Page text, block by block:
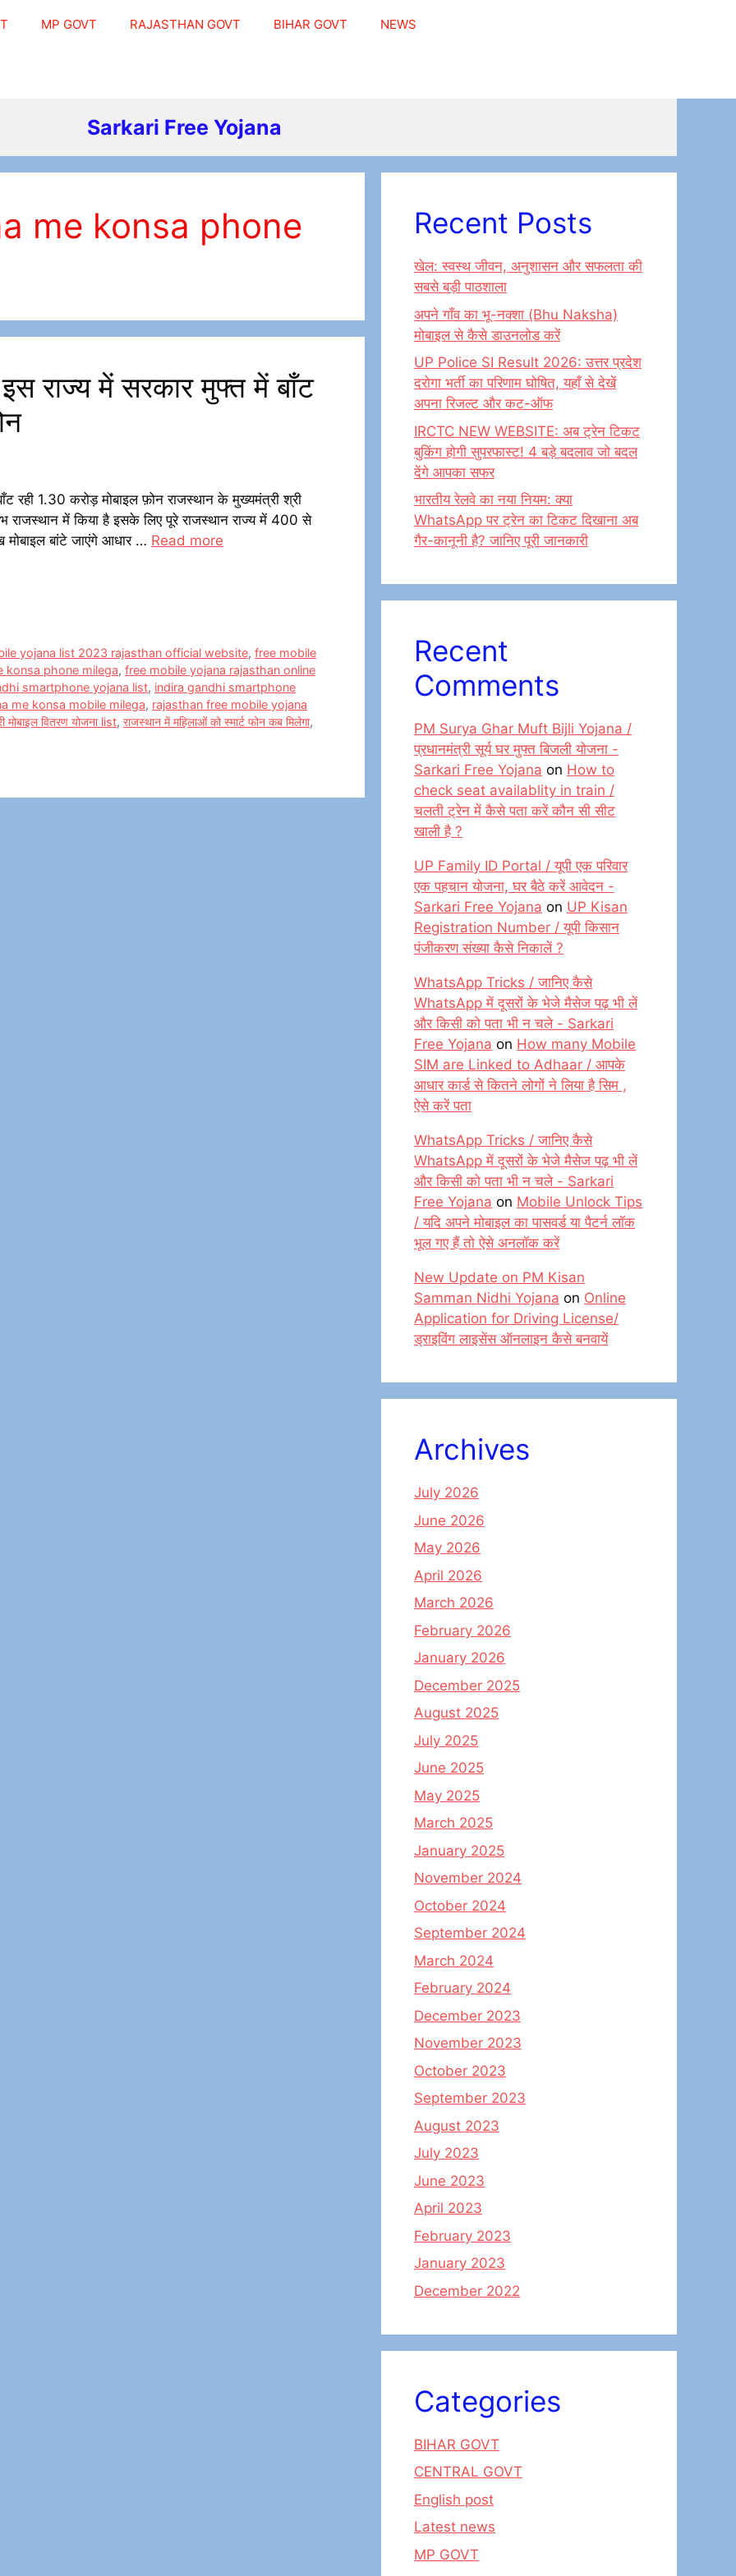
MP GOVT RAJASTHAN GOVT BIHAR GOVT NEWS
Sarkari Free Yojana
me konsa phone
राज्य में सरकार मुफ्त में बाँट
1.30 करोड़ मोबाइल फ़ोन राजस्थान के मुख्यमंत्री श्री
राजस्थान में किया है इसके लिए पूरे राजस्थान राज्य में 400 से
बांटे जाएंगे आधार … Read more
yojana list 2023 rajasthan official website,free mobile
konsa phone milega, free mobile yojana rajasthan online
smartphone yojana list, indira gandhi smartphone
me konsa mobile milega, rajasthan free mobile yojana
मोबाइल वितरण योजना list, राजस्थान में महिलाओं को स्मार्ट फोन कब मिलेगा,
Recent Posts
खेल: स्वस्थ जीवन, अनुशासन और सफलता की
सबसे बड़ी पाठशाला
अपने गाँव का भू-नक्शा (Bhu Naksha)
मोबाइल से कैसे डाउनलोड करें
UP Police SI Result 2026: उत्तर प्रदेश
दरोगा भर्ती का परिणाम घोषित, यहाँ से देखें
अपना रिजल्ट और कट-ऑफ
IRCTC NEW WEBSITE: अब ट्रेन टिकट
बुकिंग होगी सुपरफास्ट! 4 बड़े बदलाव जो बदल
देंगे आपका सफर
भारतीय रेलवे का नया नियम: क्या
WhatsApp पर ट्रेन का टिकट दिखाना अब
गैर-कानूनी है? जानिए पूरी जानकारी
Recent
Comments
PM Surya Ghar Muft Bijli Yojana /
प्रधानमंत्री सूर्य घर मुफ्त बिजली योजना -
Sarkari Free Yojana on How to
check seat availablity in train /
चलती ट्रेन में कैसे पता करें कौन सी सीट
खाली है ?
UP Family ID Portal / यूपी एक परिवार
एक पहचान योजना, घर बैठे करें आवेदन -
Sarkari Free Yojana on UP Kisan
Registration Number / यूपी किसान
पंजीकरण संख्या कैसे निकालें ?
WhatsApp Tricks / जानिए कैसे
WhatsApp में दूसरों के भेजे मैसेज पढ़ भी लें
और किसी को पता भी न चले - Sarkari
Free Yojana on How many Mobile
SIM are Linked to Adhaar / आपके
आधार कार्ड से कितने लोगों ने लिया है सिम ,
ऐसे करें पता
WhatsApp Tricks / जानिए कैसे
WhatsApp में दूसरों के भेजे मैसेज पढ़ भी लें
और किसी को पता भी न चले - Sarkari
Free Yojana on Mobile Unlock Tips
/ यदि अपने मोबाइल का पासवर्ड या पैटर्न लॉक
भूल गए हैं तो ऐसे अनलॉक करें
New Update on PM Kisan
Samman Nidhi Yojana on Online
Application for Driving License/
ड्राइविंग लाइसेंस ऑनलाइन कैसे बनवायें
Archives
July 2026
June 2026
May 2026
April 2026
March 2026
February 2026
January 2026
December 2025
August 2025
July 2025
June 2025
May 2025
March 2025
January 2025
November 2024
October 2024
September 2024
March 2024
February 2024
December 2023
November 2023
October 2023
September 2023
August 2023
July 2023
June 2023
April 2023
February 2023
January 2023
December 2022
Categories
BIHAR GOVT
CENTRAL GOVT
English post
Latest news
MP GOVT